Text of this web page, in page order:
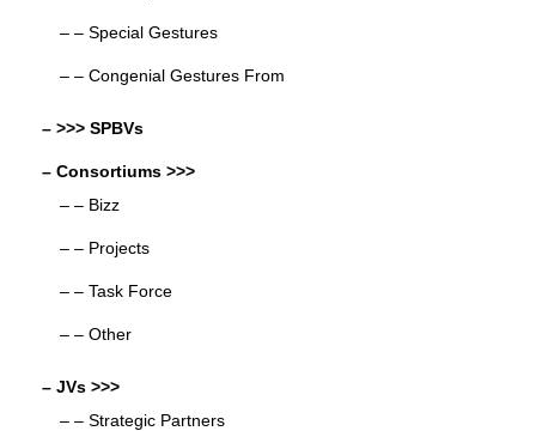
– – Special Gestures
– – Congenial Gestures From
– >>> SPBVs
– Consortiums >>>
– – Bizz
– – Projects
– – Task Force
– – Other
– JVs >>>
– – Strategic Partners